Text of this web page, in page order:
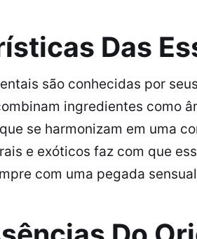
Das
são conhecidas por
ingredientes como
se harmonizam em uma
e exóticos faz com que
com uma pegada